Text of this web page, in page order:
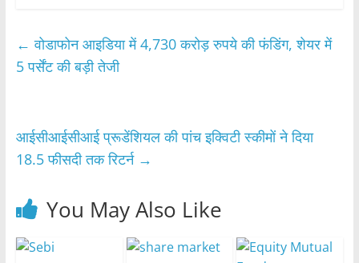
e
b
o
k
er s
p
e
← वोडाफोन आइडिया में 4,730 करोड़ रुपये की फंडिंग, शेयर में
5 पर्सेंट की बड़ी तेजी
आईसीआईसीआई प्रूडेंशियल की पांच इक्विटी स्कीमों ने दिया
18.5 फीसदी तक रिटर्न →
You May Also Like